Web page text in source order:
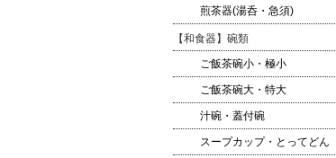
煎茶器(湯呑・急須)
【和食器】碗類
ご飯茶碗小・極小
ご飯茶碗大・特大
汁碗・蓋付碗
スープカップ・とってどん